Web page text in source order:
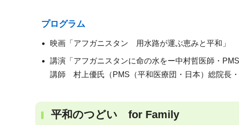
プログラム
映画「アフガニスタン 用水路が運ぶ恵みと平和」
講演「アフガニスタンに命の水をー中村哲医師・PMS
講師 村上優氏（PMS（平和医療団・日本）総院長・
平和のつどい for Family